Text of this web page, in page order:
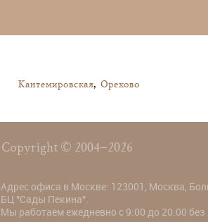
Кантемировская, Орехово
Copyright © 2004–2026
Адрес офиса в Москве: 123001, Москва,
БЦ "Сады Пекина".
Мы работаем ежедневно с 9:00 до 20:00